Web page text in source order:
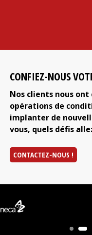
CONFIEZ-NOUS
Nos clients nous
opérations de
implanter de
vous, quels défis
CONTACTEZ-NOUS !